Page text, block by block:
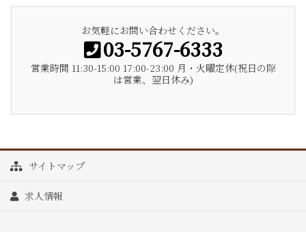
お気軽にお問い合わせください。
03-5767-6333
営業時間 11:30-15:00 17:00-23:00 月・火曜定休(祝日の際
は営業、翌日休み)
サイトマップ
求人情報